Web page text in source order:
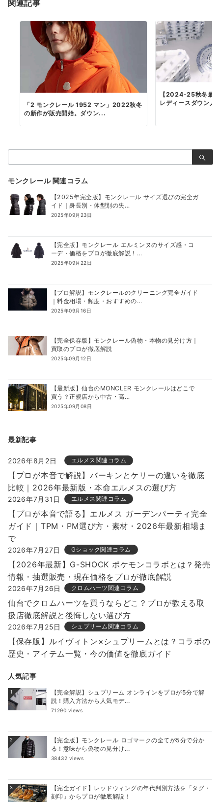
関連記事
「2 モンクレール 1952 マン」2022秋冬
の新作が販売開始。ダウン...
【2024-25秋冬最
レディースダウン人
索：
モンクレール 関連コラム
【2025年完全版】モンクレール サイズ選びの完全ガ
イド｜身長別・体型別の失…
2025年09月23日
【完全版】モンクレール エルミンヌのサイズ感・コ
ーデ・価格をプロが徹底解説！…
2025年09月22日
【プロ解説】モンクレールのクリーニング完全ガイド
｜料金相場・頻度・おすすめの…
2025年09月16日
【完全保存版】モンクレール偽物・本物の見分け方｜
買取のプロが徹底解説
2025年09月12日
【最新版】仙台のMONCLER モンクレールはどこで
買う？正規店から中古・高…
2025年09月08日
最新記事
2026年8月2日 エルメス関連コラム
【プロが本音で解説】バーキンとケリーの違いを徹底
比較｜2026年最新版・本命エルメスの選び方
2026年7月31日 エルメス関連コラム
【プロが本音で語る】エルメス ガーデンパーティ完全
ガイド｜TPM・PM選び方・素材・2026年最新相場ま
で
2026年7月27日 Gショック関連コラム
【2026年最新】G-SHOCK ポケモンコラボとは？発売
情報・抽選販売・現在価格をプロが徹底解説
2026年7月26日 クロムハーツ関連コラム
仙台でクロムハーツを買うならどこ？プロが教える取
扱店徹底解説と後悔しない選び方
2026年7月25日 シュプリーム関連コラム
【保存版】ルイヴィトン×シュプリームとは？コラボの
歴史・アイテム一覧・今の価値を徹底ガイド
人気記事
1
【完全解説】シュプリーム オンラインをプロが5分で解
説！購入方法から人気モデ...
71290 views
2
【完全版】モンクレール ロゴマークの全てが5分で分か
る！意味から偽物の見分け...
38432 views
3
【完全ガイド】レッドウィングの年代判別方法を「タグ・
刻印」からプロが徹底解説！